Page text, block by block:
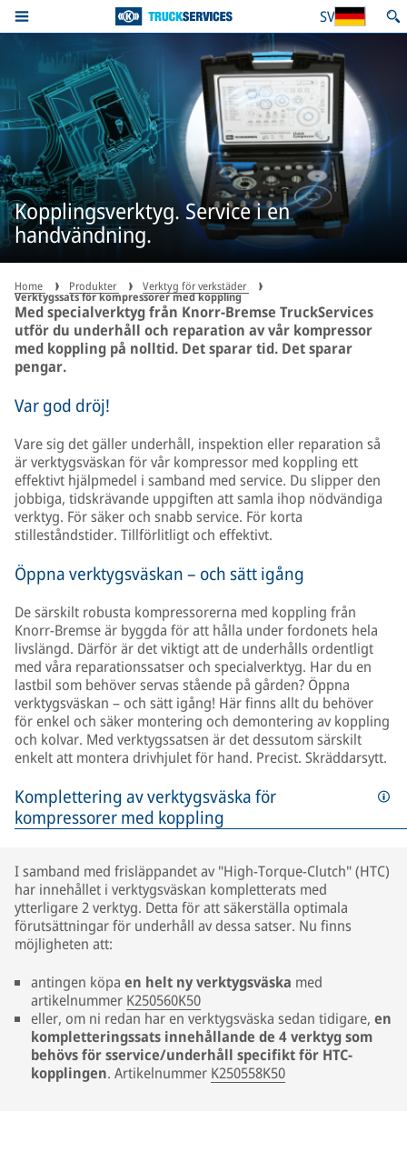
SV
Kopplingsverktyg. Service i en
handvändning.
Home Produkter Verktyg för verkstäder
Verktygssats för kompressorer med koppling
Med specialverktyg från Knorr-Bremse TruckServices
utför du underhåll och reparation av vår kompressor
med koppling på nolltid. Det sparar tid. Det sparar
pengar.
Var god dröj!
Vare sig det gäller underhåll, inspektion eller reparation så
är verktygsväskan för vår kompressor med koppling ett
effektivt hjälpmedel i samband med service. Du slipper den
jobbiga, tidskrävande uppgiften att samla ihop nödvändiga
verktyg. För säker och snabb service. För korta
stilleståndstider. Tillförlitligt och effektivt.
Öppna verktygsväskan – och sätt igång
De särskilt robusta kompressorerna med koppling från
Knorr-Bremse är byggda för att hålla under fordonets hela
livslängd. Därför är det viktigt att de underhålls ordentligt
med våra reparationssatser och specialverktyg. Har du en
lastbil som behöver servas stående på gården? Öppna
verktygsväskan – och sätt igång! Här finns allt du behöver
för enkel och säker montering och demontering av koppling
och kolvar. Med verktygssatsen är det dessutom särskilt
enkelt att montera drivhjulet för hand. Precist. Skräddarsytt.
Komplettering av verktygsväska för
kompressorer med koppling
I samband med frisläppandet av "High-Torque-Clutch" (HTC)
har innehållet i verktygsväskan kompletterats med
ytterligare 2 verktyg. Detta för att säkerställa optimala
förutsättningar för underhåll av dessa satser. Nu finns
möjligheten att:
antingen köpa en helt ny verktygsväska med
artikelnummer K250560K50
eller, om ni redan har en verktygsväska sedan tidigare, en
kompletteringssats innehållande de 4 verktyg som
behövs för sservice/underhåll specifikt för HTC-
kopplingen. Artikelnummer K250558K50